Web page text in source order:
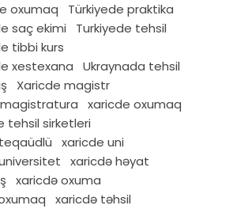
oxumaq
Türkiyede praktika
saç ekimi
Turkiyede tehsil
tibbi kurs
xestexana
Ukraynada tehsil
Xaricde magistr
xaricde oxumaq
tehsil sirketleri
xaricde uni
xaricdə həyat
xaricdə oxuma
xaricdə təhsil